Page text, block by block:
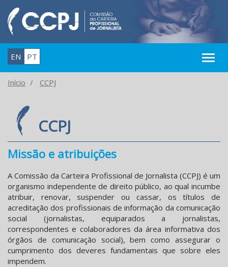
EN PT
Início CCPJ
CCPJ
Missão e atribuições
A Comissão da Carteira Profissional de Jornalista (CCPJ) é um
organismo independente de direito público, ao qual incumbe
atribuir, renovar, suspender ou cassar, os títulos de
acreditação dos profissionais de informação da comunicação
social (jornalistas, equiparados a jornalistas,
correspondentes e colaboradores da área informativa dos
órgãos de comunicação social), bem como assegurar o
cumprimento dos deveres fundamentais que sobre eles
impendem.